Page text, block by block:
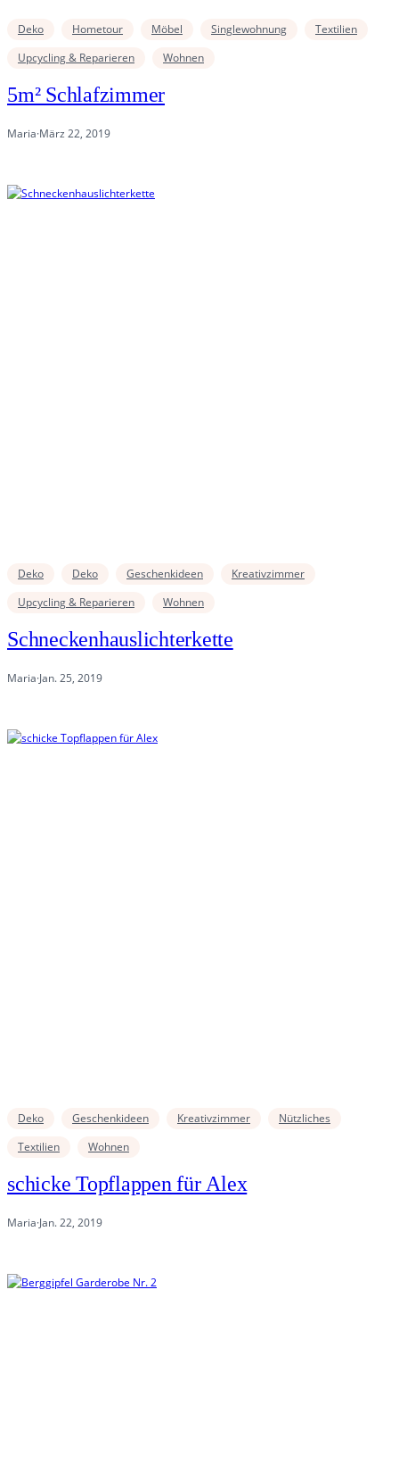
Deko Hometour Möbel Singlewohnung
Textilien
Upcycling & Reparieren
Wohnen
5m² Schlafzimmer
Maria·März 22, 2019
Deko Deko Geschenkideen
Kreativzimmer
Upcycling & Reparieren
Wohnen
Schneckenhauslichterkette
Maria·Jan. 25, 2019
Deko Geschenkideen Kreativzimmer
Nützliches
Textilien
Wohnen
schicke Topflappen für Alex
Maria·Jan. 22, 2019